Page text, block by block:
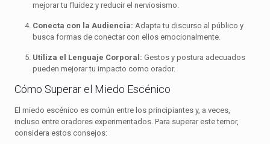
mejorar tu fluidez y reducir el nerviosismo.
Conecta con la Audiencia: Adapta tu discurso al público y
busca formas de conectar con ellos emocionalmente.
Utiliza el Lenguaje Corporal: Gestos y postura adecuados
pueden mejorar tu impacto como orador.
Cómo Superar el Miedo Escénico
El miedo escénico es común entre los principiantes y, a veces,
incluso entre oradores experimentados. Para superar este temor,
considera estos consejos: